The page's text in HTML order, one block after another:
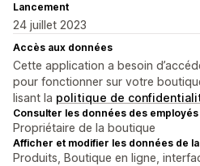
Lancement
24 juillet 2023
Accès aux données
Cette application a besoin
pour fonctionner sur votre
lisant la politique de
Consulter les données des
Propriétaire de la boutique
Afficher et modifier les données de
Produits, Boutique en ligne,